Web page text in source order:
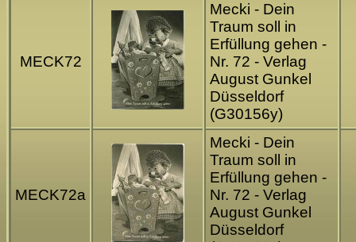
MECK72
Mecki - Dein
Traum soll in
Erfüllung gehen -
Nr. 72 - Verlag
August Gunkel
Düsseldorf
(G30156y)
MECK72a
Mecki - Dein
Traum soll in
Erfüllung gehen -
Nr. 72 - Verlag
August Gunkel
Düsseldorf